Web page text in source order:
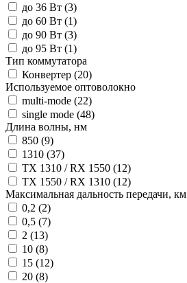
до 36 Вт (3)
до 60 Вт (1)
до 90 Вт (3)
до 95 Вт (1)
Тип коммутатора
Конвертер (20)
Используемое оптоволокно
multi-mode (22)
single mode (48)
Длина волны, нм
850 (9)
1310 (37)
TX 1310 / RX 1550 (12)
TX 1550 / RX 1310 (12)
Максимальная дальность передачи, км
0,2 (2)
0,5 (7)
2 (13)
10 (8)
15 (12)
20 (8)